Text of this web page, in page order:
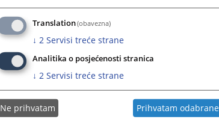
Translation(obavezna)
↓ 2 Servisi treće strane
Analitika o posjećenosti stranica
↓ 2 Servisi treće strane
Ne prihvatam Prihvatam odabrane